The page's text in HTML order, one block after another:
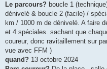
Le parcours? boucle 1
dénivelé & boucle 2 (facile) /
km / 1000 m de dénivelé. A faire
et 4 spéciales. sachant que
coureur, donc ravitaillement sur
vue avec FFM )
quand? 13 octobre 2024